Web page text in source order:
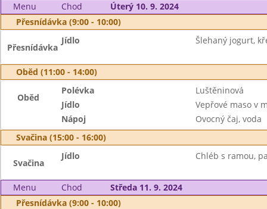
Menu Chod
Úterý 10. 9. 2024
Přesnídávka (9:00 - 10:00)
Přesnídávka
Jídlo Šlehaný jogurt,
Oběd (11:00 - 14:00)
Oběd
Polévka
Luštěninová
Jídlo
Vepřové maso v
Nápoj
Ovocný čaj, voda
Svačina (15:00 - 16:00)
Svačina
Jídlo Chléb s ramou,
Menu Chod
Středa 11. 9. 2024
Přesnídávka (9:00 - 10:00)